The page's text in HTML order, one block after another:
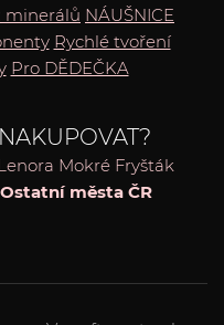
minerálů NÁUŠNICE
Rychlé tvoření
Pro DĚDEČKA
Mokré Fryšták
Ostatní města ČR